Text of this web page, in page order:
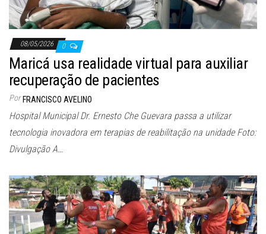
08/05/2026 0
Maricá usa realidade virtual para auxiliar
recuperação de pacientes
Por FRANCISCO AVELINO
Hospital Municipal Dr. Ernesto Che Guevara passa a utilizar
tecnologia inovadora em terapias de reabilitação na unidade Foto:
Divulgação A…